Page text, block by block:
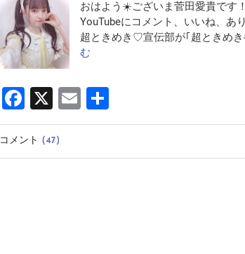
おはよう☀️ございま菅田愛貴です
YouTubeにコメント、いいね、あ
超ときめき♡宣伝部が｢超ときめ
む
Facebook
X Email
共
有
コメント (47)